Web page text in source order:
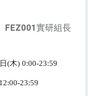
FEZ001實研組長
(木) 0:00-23:59
23:59